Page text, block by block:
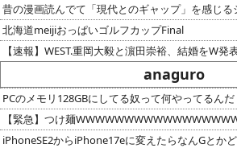
昔の漫画読んでて「現代とのギャップ」を感じる
北海道meijiおっぱいゴルフカップFinal
【速報】WEST.重岡大毅と濵田崇裕、結婚をW発
anaguro
PCのメモリ128GBにしてる奴って何やってるんだ
【緊急】つけ麺
iPhoneSE2からiPhone17eに変えたらなんGとか